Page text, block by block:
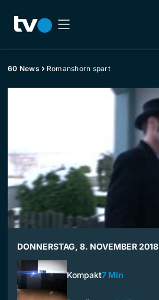
60 News Romanshorn spart
DONNERSTAG, 8. NOVEMBER 2018
Kompakt7 Min